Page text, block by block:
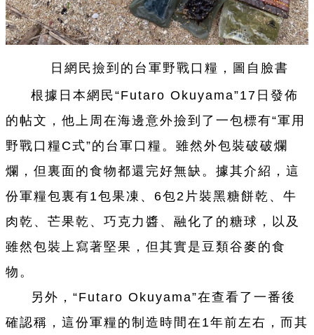
日網民撿到的 台 軍野戰口糧，圖自臉書
根據日本網民“Futaro Okuyama”17日發佈
的帖文，他上周在海邊意外撿到了 一包標有“軍用
野戰口糧C式”的 台 軍口糧。雖然外包裝破破爛
爛，但裏面的食物都還完好無缺。據其介紹，這
份軍糧包裏有1包果凍、6包2片裝黑糖餅乾 、牛
肉乾 、芒果乾 、巧克力醬、融化了的糖球，以及
雖然包裝上寫著堅果，但其實是豆類谷麥的食
物。
另外，“Futaro Okuyama”在查看了 一番後
確認稱，這份軍糧的制造時間在1年前左右，而其